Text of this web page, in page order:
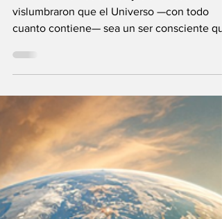
fuera el propio
Universo?
vislumbraron que el Universo —con todo
cuanto contiene— sea un ser consciente
se creó a sí mismo